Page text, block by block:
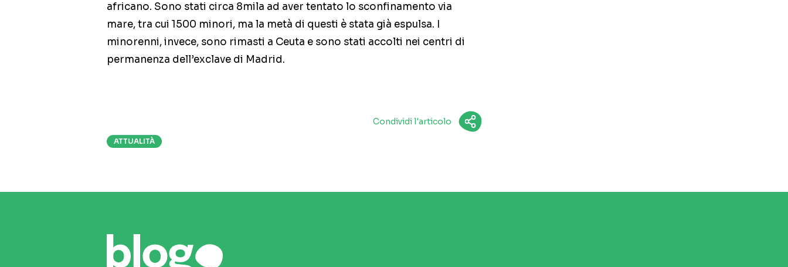
africano. Sono stati circa 8mila ad aver tentato lo sconfinamento via
mare, tra cui 1500 minori, ma la metà di questi è stata già espulsa. I
minorenni, invece, sono rimasti a Ceuta e sono stati accolti nei centri di
permanenza dell’exclave di Madrid.
Condividi l'articolo
ATTUALITÀ